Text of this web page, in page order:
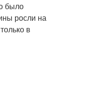
было
росли на
в